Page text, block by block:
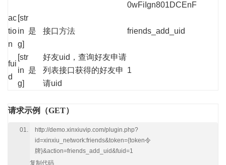
0wFiIgn801DCEnF
ac
tio
n
[str
in
g]
是 接口方法 friends_add_uid
fui
d
[str
in
g]
是
好友uid，查询好友申请
列表接口获得的好友申
请uid
1
请求示例（GET）
http://demo.xinxiuvip.com/plugin.php?
id=xinxiu_network:friends&token={token令
牌}&action=friends_add_uid&fuid=1
复制代码